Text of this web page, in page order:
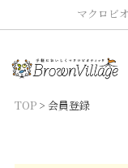
マクロビ
TOP 会員登録